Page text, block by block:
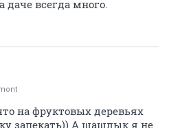
всегда много.
на фруктовых деревьях
запекать)) А шашлык я не